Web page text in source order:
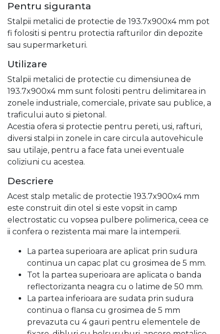
Pentru siguranta
Stalpii metalici de protectie de 193.7x900x4 mm pot
fi folositi si pentru protectia rafturilor din depozite
sau supermarketuri.
Utilizare
Stalpii metalici de protectie cu dimensiunea de
193.7x900x4 mm sunt folositi pentru delimitarea in
zonele industriale, comerciale, private sau publice, a
traficului auto si pietonal.
Acestia ofera si protectie pentru pereti, usi, rafturi,
diversi stalpi in zonele in care circula autovehicule
sau utilaje, pentru a face fata unei eventuale
coliziuni cu acestea.
Descriere
Acest stalp metalic de protectie 193.7x900x4 mm
este construit din otel si este vopsit in camp
electrostatic cu vopsea pulbere polimerica, ceea ce
ii confera o rezistenta mai mare la intemperii.
La partea superioara are aplicat prin sudura
continua un capac plat cu grosimea de 5 mm.
Tot la partea superioara are aplicata o banda
reflectorizanta neagra cu o latime de 50 mm.
La partea inferioara are sudata prin sudura
continua o flansa cu grosimea de 5 mm
prevazuta cu 4 gauri pentru elementele de